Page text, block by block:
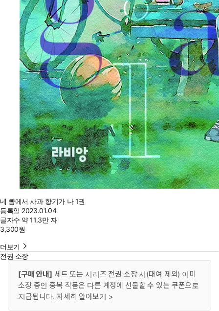
네 뺨에서 사과 향기가 나 1권
등록일 2023.01.04
글자수 약 11.3만 자
3,300원
더보기
전권 소장
[구매 안내] 세트 또는 시리즈 전권 소장 시(대여 제외) 이미
소장 중인 중복 작품은 다른 계정에 선물할 수 있는 쿠폰으로
지급됩니다. 자세히 알아보기 >